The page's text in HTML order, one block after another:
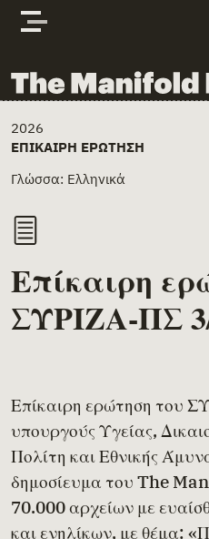
Skip to content
The Manifold Files
Main Page
2026
ΕΠΊΚΑΙΡΗ ΕΡΏΤΗΣΗ
Γλώσσα: Ελληνικά
Επίκαιρη
ΣΥΡΙΖΑ-ΠΣ
Επίκαιρη ερώτηση του
υπουργούς Υγείας,
Πολίτη και Εθνικής
δημοσίευμα του The
70.000 αρχείων με
και ενηλίκων, με θέμα: